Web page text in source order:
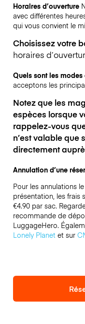
Horaires d’ouverture
avec différentes
qui vous convient le
Choisissez votre
horaires
Quels sont les
acceptons les
Notez que les
espèces lorsque
rappelez-vous
n’est valable que
directement
Annulation d’une
Pour les annulations
présentation, les frais
€4.90 par sac.
recommande de
LuggageHero.
Lonely Planetet sur